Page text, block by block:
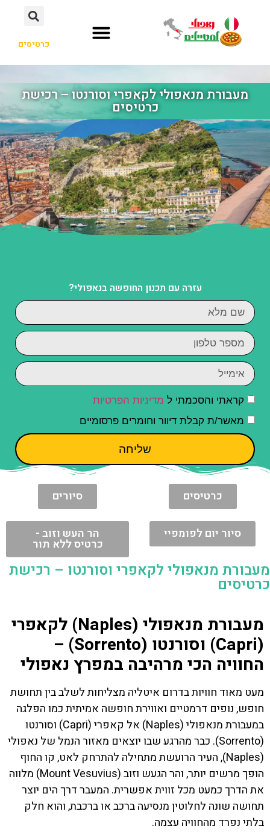
כרטיסים
מעבורת מנאפולי לקאפרי וסורנטו – רכישת
כרטיסים
עזרה עם תכנון החופשה בנאפולי?
קראתי והסכמתי ל מדיניות הפרטיות
מאשר/ת קבלת דיוור וחומרים פרסומיים
שליחה
כרטיסים סיורים
סיור יום לפומפיי הר העש וזוב -
כרטיס ללא תור
מעבורת מנאפולי לקאפרי וסורנטו – רכישת
כרטיסים
מעבורת מנאפולי (Naples) לקאפרי
(Capri) וסורנטו (Sorrento) –
החוויה הכי מרהיבה במפרץ נאפולי
מעט מאוד חוויות בדרום איטליה מצליחות לשלב בין תחושת
חופש, נופים דרמטיים ואווירת חופשה אמיתית כמו הפלגה
במעבורת מנאפולי (Naples) אל קאפרי (Capri) וסורנטו
(Sorrento). כבר מהרגע שבו יוצאים מאזור הנמל של נאפולי
(Naples), העיר הרועשת מתחילה להתרחק לאט, קו החוף
הופך מרשים יותר, והר הגעש וזוב (Mount Vesuvius) מלווה
את הדרך כמעט מכל זווית אפשרית. המעבר דרך הים יוצר
תחושה שונה לחלוטין מנסיעה ברכב או ברכבת, והוא חלק
בלתי נפרד מהחוויה עצמה.